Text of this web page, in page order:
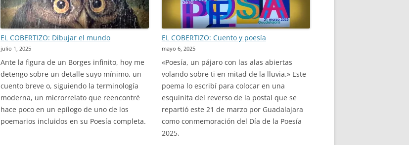
EL COBERTIZO: Dibujar el mundo
julio 1, 2025
Ante la figura de un Borges infinito, hoy me
detengo sobre un detalle suyo mínimo, un
cuento breve o, siguiendo la terminología
moderna, un microrrelato que reencontré
hace poco en un epílogo de uno de los
poemarios incluidos en su Poesía completa.
EL COBERTIZO: Cuento y poesía
mayo 6, 2025
«Poesía, un pájaro con las alas abiertas
volando sobre ti en mitad de la lluvia.» Este
poema lo escribí para colocar en una
esquinita del reverso de la postal que se
repartió este 21 de marzo por Guadalajara
como conmemoración del Día de la Poesía
2025.